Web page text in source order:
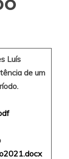
Luís
de um